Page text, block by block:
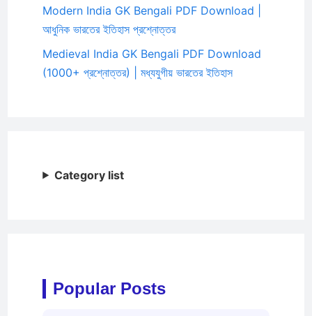
Modern India GK Bengali PDF Download |
আধুনিক ভারতের ইতিহাস প্রশ্নোত্তর
Medieval India GK Bengali PDF Download
(1000+ প্রশ্নোত্তর) | মধ্যযুগীয় ভারতের ইতিহাস
Category list
Popular Posts